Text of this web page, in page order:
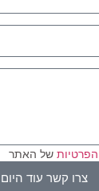
הפרטיות של האתר
צרו קשר עוד היום